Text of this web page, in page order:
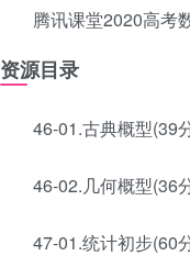
腾讯课堂2020高考
资源目录
46-01.古典概型(39
46-02.几何概型(36
47-01.统计初步(60